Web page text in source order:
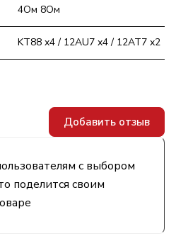
4Ом 8Ом
KT88 x4 / 12AU7 x4 / 12AT7 x2
с выбором
поделится своим
Добавить отзыв